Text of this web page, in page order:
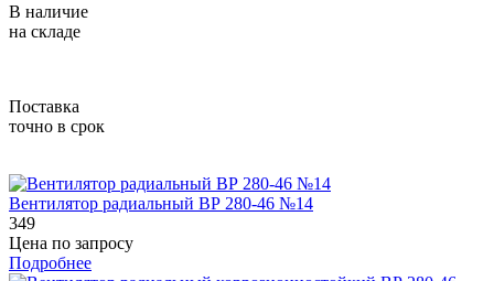
В наличие
на складе
Поставка
точно в срок
Вентилятор радиальный ВР 280-46 №14
349
Цена по запросу
Подробнее